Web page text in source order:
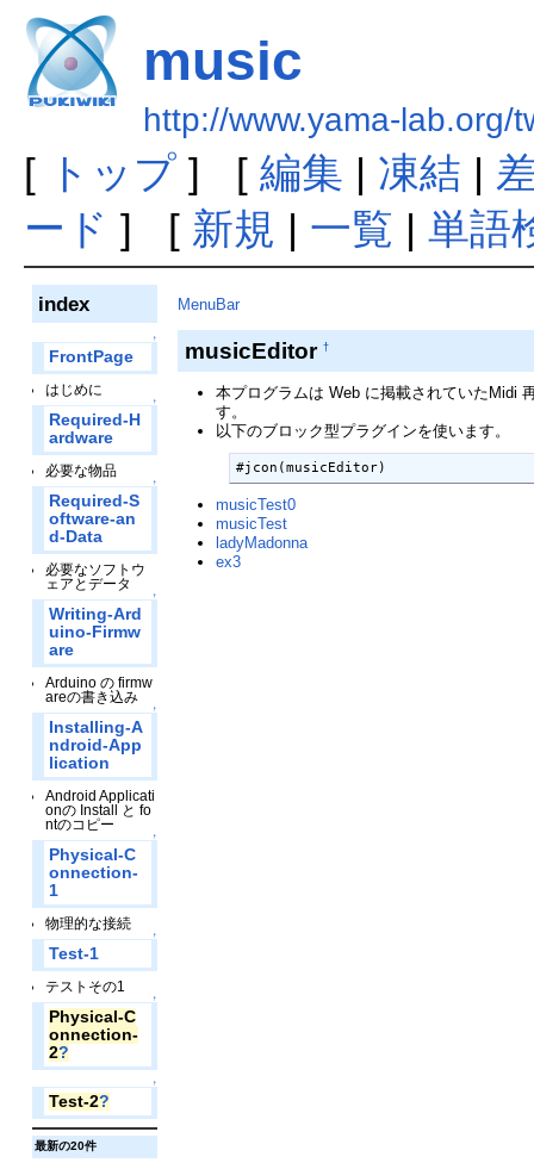
music
http://www.yama-lab.org/
[ トップ] [ 編集 | 凍結 |
ード ] [ 新規 | 一覧 | 単語
index
↑
FrontPage
はじめに
↑
Required-H
ardware
必要な物品
↑
Required-S
oftware-an
d-Data
必要なソフトウ
ェアとデータ
↑
Writing-Ard
uino-Firmw
are
Arduino の firmw
areの書き込み
↑
Installing-A
ndroid-App
lication
Android Applicati
onの Install と fo
ntのコピー
↑
Physical-C
onnection-
1
物理的な接続
↑
Test-1
テストその1
↑
Physical-C
onnection-
2?
↑
Test-2?
最新の20件
MenuBar
musicEditor †
本プログラムは Web に掲載されていたMidi
す。
以下のブロック型プラグインを使います。
#jcon(musicEditor)
musicTest0
musicTest
ladyMadonna
ex3